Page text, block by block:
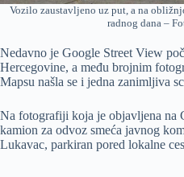
Vozilo zaustavljeno uz put, a na
radnog dana –
Nedavno je Google Street View
Hercegovine, a među brojnim
Mapsu našla se i jedna zanimljiva
Na fotografiji koja je objavljena na
kamion za odvoz smeća javnog
Lukavac, parkiran pored lokalne